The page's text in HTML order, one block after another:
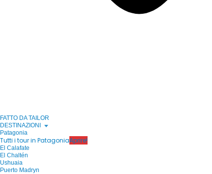
FATTO DA TAILOR
DESTINAZIONI
Patagonia
Tutti i tour in PatagoniaAprire!
El Calafate
El Chaltén
Ushuaia
Puerto Madryn